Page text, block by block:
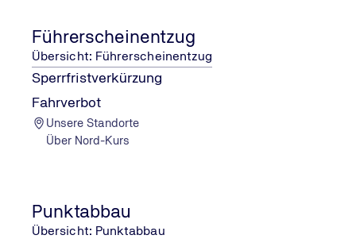
Führerscheinentzug
Übersicht: Führerscheinentzug
Sperrfristverkürzung
Fahrverbot
Unsere Standorte
Über Nord-Kurs
Punktabbau
Übersicht: Punktabbau